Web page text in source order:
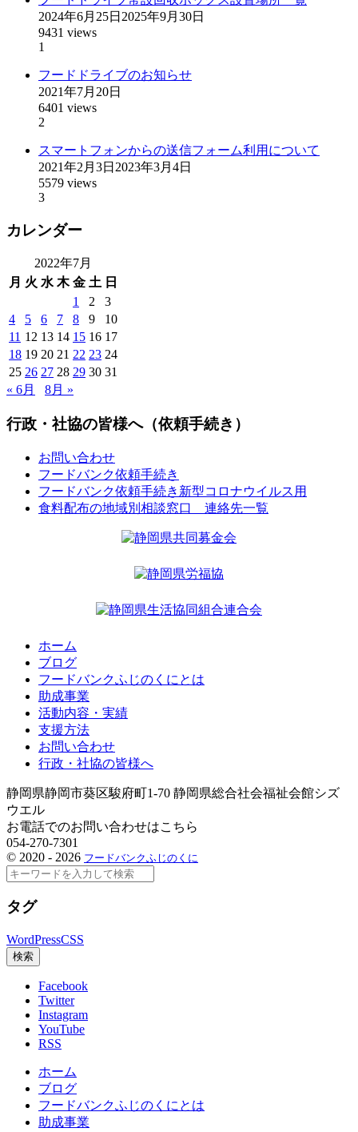
2024年6月25日 2025年9月30日
9431 views
1
フードドライブのお知らせ
2021年7月20日
6401 views
2
スマートフォンからの送信フォーム利用について
2021年2月3日 2023年3月4日
5579 views
3
カレンダー
2022年7月
月 火 水 木 金 土 日
1
2
3
4
5 6 7 8 9
10
11 12 13 14 15 16 17
18 19 20 21 22 23 24
25 26 27 28 29 30 31
« 6月
8月 »
行政・社協の皆様へ（依頼手続き）
お問い合わせ
フードバンク依頼手続き
フードバンク依頼手続き新型コロナウイルス用
食料配布の地域別相談窓口 連絡先一覧
ホーム
ブログ
フードバンクふじのくにとは
助成事業
活動内容・実績
支援方法
お問い合わせ
行政・社協の皆様へ
静岡県静岡市葵区駿府町1-70 静岡県総合社会福祉会館シズ
ウエル
お電話でのお問い合わせはこちら
054-270-7301
© 2020 - 2026 フードバンクふじのくに
検
タグ
WordPressCSS
検索
Facebook
Twitter
Instagram
YouTube
RSS
ホーム
ブログ
フードバンクふじのくにとは
助成事業